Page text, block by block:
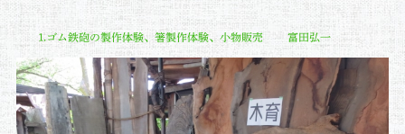
1.ゴム鉄砲の製作体験、箸製作体験、小物販売 富田弘一